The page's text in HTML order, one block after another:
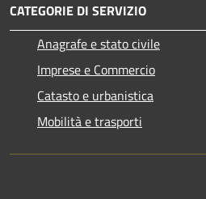
CATEGORIE DI SERVIZIO
Anagrafe e stato civile
Imprese e Commercio
Catasto e urbanistica
Mobilità e trasporti